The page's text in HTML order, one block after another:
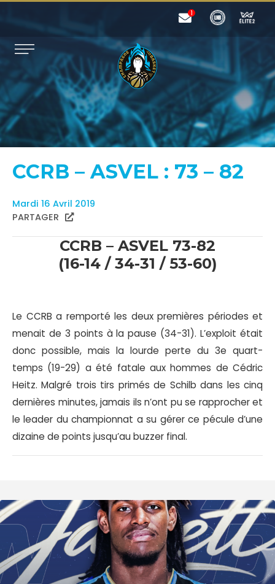
CCRB – ASVEL : 73 – 82
Mardi 16 Avril 2019
PARTAGER
CCRB – ASVEL 73-82
(16-14 / 34-31 / 53-60)
Le CCRB a remporté les deux premières périodes et
menait de 3 points à la pause (34-31). L’exploit était
donc possible, mais la lourde perte du 3e quart-
temps (19-29) a été fatale aux hommes de Cédric
Heitz. Malgré trois tirs primés de Schilb dans les cinq
dernières minutes, jamais ils n’ont pu se rapprocher et
le leader du championnat a su gérer ce pécule d’une
dizaine de points jusqu’au buzzer final.